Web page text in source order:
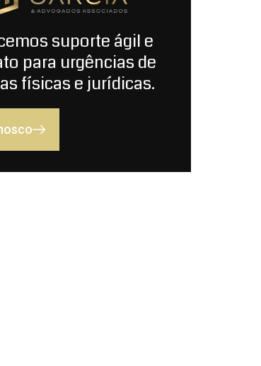
suporte ágil e
para urgências de
físicas e jurídicas.